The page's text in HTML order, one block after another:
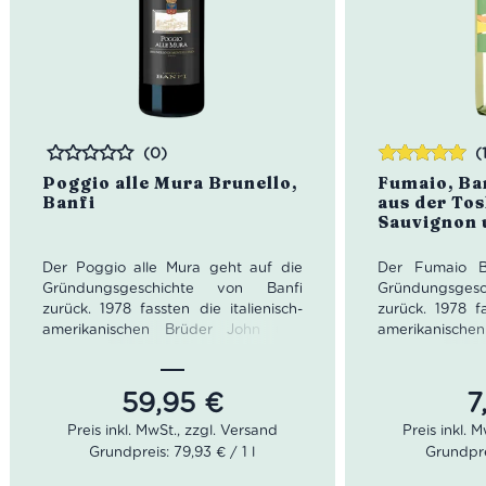
Poggio alle Mura Brunello,
Banfi
Bewertet
(0)
Der Poggio alle Mura geht auf die
Gründungsgeschichte von Banfi
zurück. 1978 fassten die italienisch-
amerikanischen Brüder John und
gemeinsames Weingut zu gründen.
Die beiden Brüder hatten von
Beginn an die Vorstellung eines
hochmodernen Weinguts. Der
renommierte Önologe Enzio Rivella
59,95 €
Grundpreis: 79,93 € / 1 l
Fumaio,
aus der
Sauvignon
Der Fumaio
zurück. 1978
Die beiden
Beginn an
renommierte
Bewertet
mit5.00 von
5